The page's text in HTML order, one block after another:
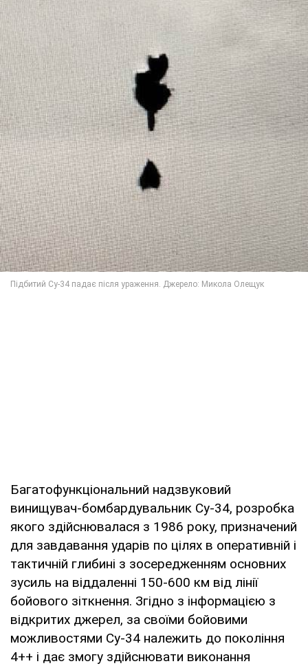
Багатофункціональний надзвуковий
винищувач-бомбардувальник Су-34, розробка
якого здійснювалася з 1986 року, призначений
для завдавання ударів по цілях в оперативній і
тактичній глибині з зосередженням основних
зусиль на віддаленні 150-600 км від лінії
бойового зіткнення. Згідно з інформацією з
відкритих джерел, за своїми бойовими
можливостями Су-34 належить до покоління
4++ і дає змогу здійснювати виконання